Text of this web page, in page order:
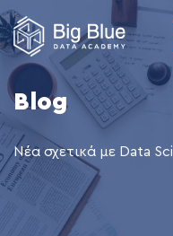
Blog
Νέα σχετικά με Data